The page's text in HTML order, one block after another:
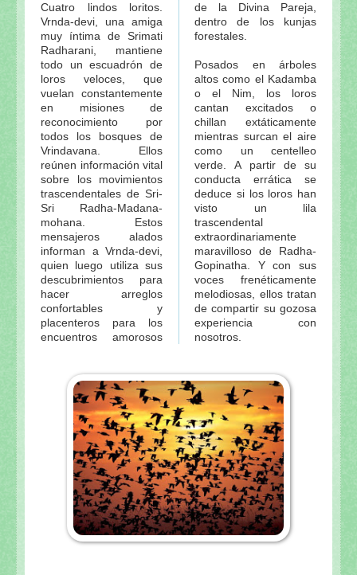
Cuatro lindos loritos.
Vrnda-devi, una amiga
muy íntima de Srimati
Radharani, mantiene
todo un escuadrón de
loros veloces, que
vuelan constantemente
en misiones de
reconocimiento por
todos los bosques de
Vrindavana. Ellos
reúnen información vital
sobre los movimientos
trascendentales de Sri-
Sri Radha-Madana-
mohana. Estos
mensajeros alados
informan a Vrnda-devi,
quien luego utiliza sus
descubrimientos para
hacer arreglos
confortables y
placenteros para los
encuentros amorosos
de la Divina Pareja,
dentro de los kunjas
forestales.
Posados en árboles
altos como el Kadamba
o el Nim, los loros
cantan excitados o
chillan extáticamente
mientras surcan el aire
como un centelleo
verde. A partir de su
conducta errática se
deduce si los loros han
visto un lila
trascendental
extraordinariamente
maravilloso de Radha-
Gopinatha. Y con sus
voces frenéticamente
melodiosas, ellos tratan
de compartir su gozosa
experiencia con
nosotros.